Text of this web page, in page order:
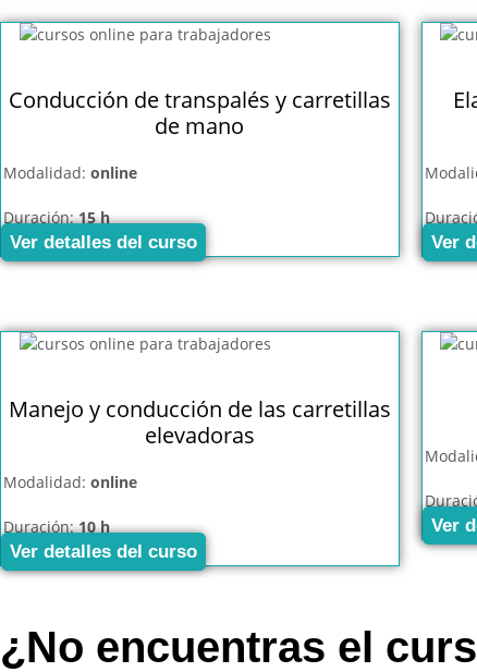
Conducción de transpalés y carretillas
de mano
Modalidad: online
Duración:15 h
Ver detalles del curso
Ver
Manejo y conducción de las carretillas
elevadoras
Modalidad: online
Duración:10 h
Ver detalles del curso
Ver
¿No encuentras el